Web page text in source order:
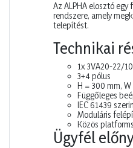
Az ALPHA elosztó
rendszere, amely
telepítést.
Technikai
1x 3VA20-22/
3+4 pólus
H = 300 mm,
Függőleges
IEC 61439
Moduláris
Közös
Ügyfél